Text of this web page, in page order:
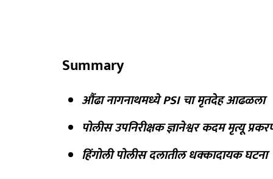
Summary
औंढा नागनाथमध्ये PSI चा मृतदेह आढळला
पोलीस उपनिरीक्षक ज्ञानेश्वर कदम मृत्यू
हिंगोली पोलीस दलातील धक्कादायक घटना